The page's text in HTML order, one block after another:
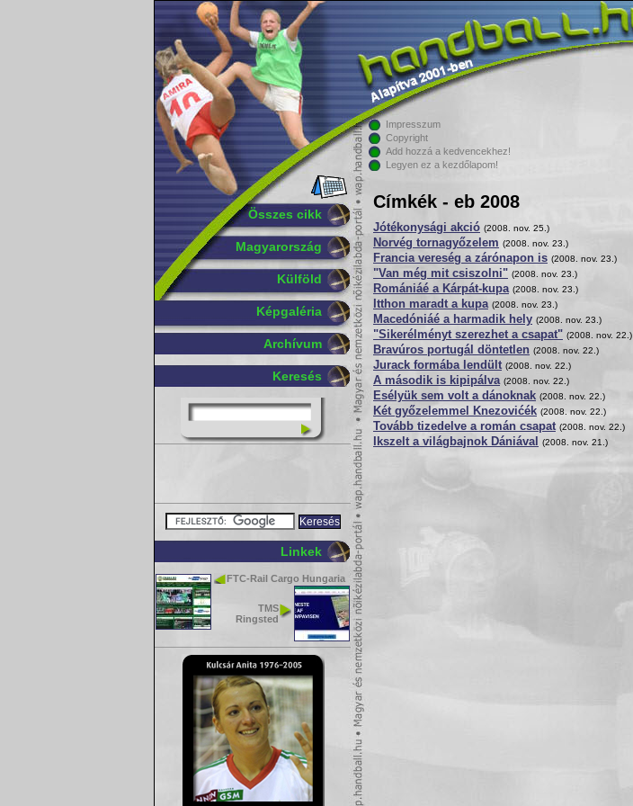
Összes cikk
Magyarország
Külföld
Képgaléria
Archívum
Keresés
Linkek
FTC-Rail Cargo Hungaria
TMS
Ringsted
Impresszum
Copyright
Add hozzá a kedvencekhez!
Legyen ez a kezdőlapom!
Címkék - eb 2008
Jótékonysági akció (2008. nov. 25.)
Norvég tornagyőzelem (2008. nov. 23.)
Francia vereség a zárónapon is (2008. nov. 23.)
"Van még mit csiszolni" (2008. nov. 23.)
Romániáé a Kárpát-kupa (2008. nov. 23.)
Itthon maradt a kupa (2008. nov. 23.)
Macedóniáé a harmadik hely (2008. nov. 23.)
"Sikerélményt szerezhet a csapat" (2008. nov. 22.)
Bravúros portugál döntetlen (2008. nov. 22.)
Jurack formába lendült (2008. nov. 22.)
A második is kipipálva (2008. nov. 22.)
Esélyük sem volt a dánoknak (2008. nov. 22.)
Két győzelemmel Knezovićék (2008. nov. 22.)
Tovább tizedelve a román csapat (2008. nov. 22.)
Ikszelt a világbajnok Dániával (2008. nov. 21.)